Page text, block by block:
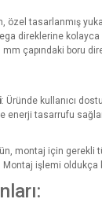
özel tasarlanmış
direklerine
çapındaki boru
: Üründe kullanıcı
enerji tasarrufu
montaj için gerekli
işlemi oldukça